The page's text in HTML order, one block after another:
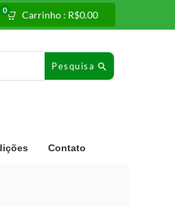
Carrinho : R$0.00
0
Pesquisa
Contato